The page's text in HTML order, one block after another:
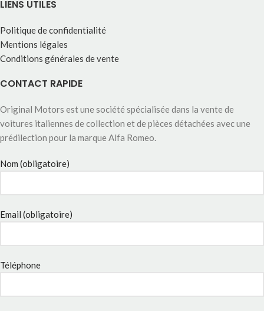
LIENS UTILES
Politique de confidentialité
Mentions légales
Conditions générales de vente
CONTACT RAPIDE
Original Motors est une société spécialisée dans la vente de
voitures italiennes de collection et de pièces détachées avec une
prédilection pour la marque Alfa Romeo.
Nom (obligatoire)
Email (obligatoire)
Téléphone